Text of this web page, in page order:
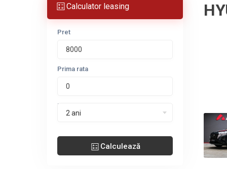
Calculator leasing
Pret
Prima rata
Perioada leasing
2 ani
Calculează